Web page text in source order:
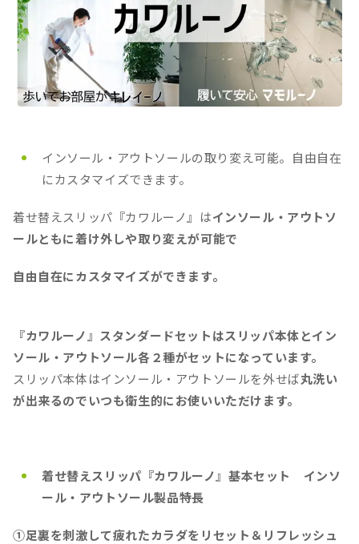
インソール・アウトソールの取り変え可能。自由自在
にカスタマイズできます。
着せ替えスリッパ『カワルーノ』はインソール・アウトソ
ールともに着け外しや取り変えが可能で
自由自在にカスタマイズができます。
『カワルーノ』スタンダードセットはスリッパ本体とイン
ソール・アウトソール各２種がセットになっています。
スリッパ本体はインソール・アウトソールを外せば丸洗い
が出来るのでいつも衛生的にお使いいただけます。
着せ替えスリッパ『カワルーノ』基本セット インソ
ール・アウトソール製品特長
①足裏を刺激して疲れたカラダをリセット＆リフレッシュ